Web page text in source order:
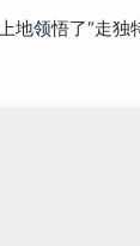
领悟了“走独